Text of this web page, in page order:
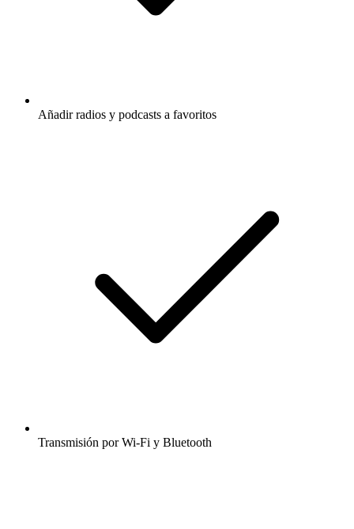
Añadir radios y podcasts a favoritos
Transmisión por Wi-Fi y Bluetooth